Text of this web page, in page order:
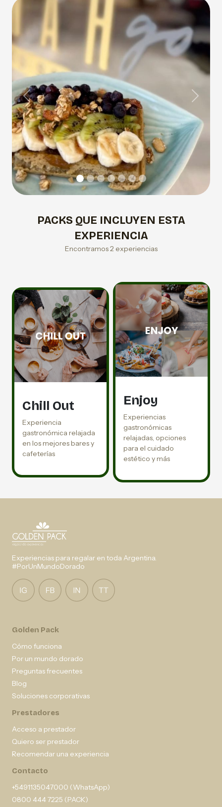
Previous Next
PACKS QUE INCLUYEN ESTA
EXPERIENCIA
Encontramos 2 experiencias
Chill Out
Experiencia
gastronómica relajada
en los mejores bares y
cafeterías
Enjoy
Experiencias
gastronómicas
relajadas, opciones
para el cuidado
estético y más
Experiencias para regalar en toda Argentina.
#PorUnMundoDorado
Golden Pack
Cómo funciona
Por un mundo dorado
Preguntas frecuentes
Blog
Soluciones corporativas
Prestadores
Acceso a prestador
Quiero ser prestador
Recomendar una experiencia
Contacto
+5491135047000 (WhatsApp)
0800 444 7225 (PACK)